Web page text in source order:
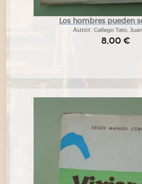
Los hombres pueden
Autor: Gallego Tato,
8,00 €